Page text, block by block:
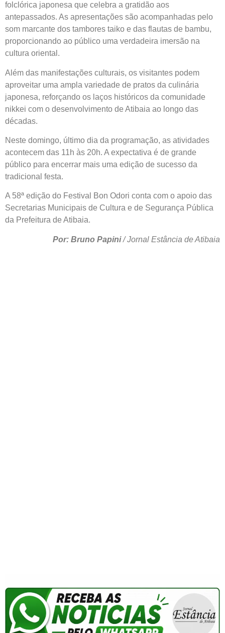
folclórica japonesa que celebra a gratidão aos
antepassados. As apresentações são acompanhadas pelo
som marcante dos tambores taiko e das flautas de bambu,
proporcionando ao público uma verdadeira imersão na
cultura oriental.
Além das manifestações culturais, os visitantes podem
aproveitar uma ampla variedade de pratos da culinária
japonesa, reforçando os laços históricos da comunidade
nikkei com o desenvolvimento de Atibaia ao longo das
décadas.
Neste domingo, último dia da programação, as atividades
acontecem das 11h às 20h. A expectativa é de grande
público para encerrar mais uma edição de sucesso da
tradicional festa.
A 58ª edição do Festival Bon Odori conta com o apoio das
Secretarias Municipais de Cultura e de Segurança Pública
da Prefeitura de Atibaia.
Por: Bruno Papini/ Jornal Estância de Atibaia